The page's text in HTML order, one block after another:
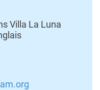
Villa La Luna